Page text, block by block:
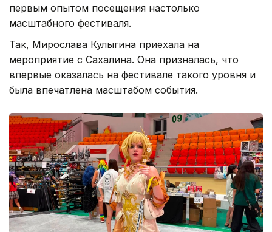
первым опытом посещения настолько
масштабного фестиваля.
Так, Мирослава Кулыгина приехала на
мероприятие с Сахалина. Она призналась, что
впервые оказалась на фестивале такого уровня и
была впечатлена масштабом события.